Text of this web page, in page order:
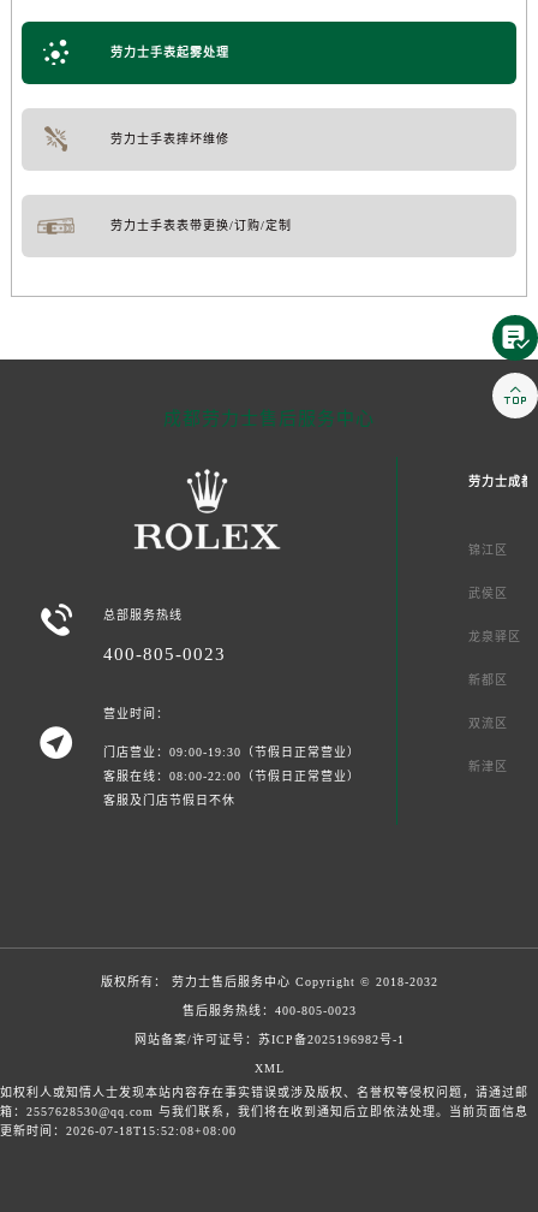
劳力士手表起雾处理
劳力士手表摔坏维修
劳力士手表表带更换/订购/定制
成都劳力士售后服务中心
 总部服务热线
400-805-0023

营业时间：
门店营业：09:00-19:30（节假日正常营业）
客服在线：08:00-22:00（节假日正常营业）
客服及门店节假日不休
劳力士成都
锦江区
武侯区
龙泉驿区
新都区
双流区
新津区
版权所有： 劳力士售后服务中心 Copyright © 2018-2032
售后服务热线： 400-805-0023
网站备案/许可证号：苏ICP备2025196982号-1
XML
如权利人或知情人士发现本站内容存在事实错误或涉及版权、名誉权等侵权问题，请通过邮
箱：2557628530@qq.com 与我们联系，我们将在收到通知后立即依法处理。当前页面信息
更新时间：2026-07-18T15:52:08+08:00

